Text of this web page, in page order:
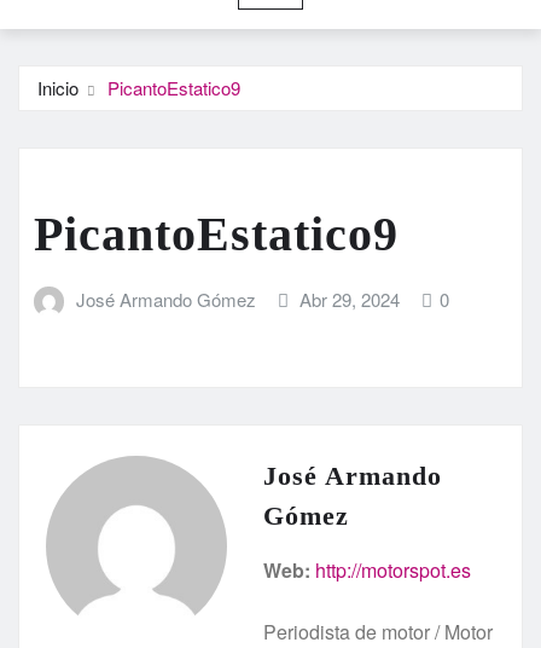
Inicio PicantoEstatico9
PicantoEstatico9
José Armando Gómez Abr 29, 2024 0
José Armando
Gómez
Web: http://motorspot.es
Periodista de motor / Motor